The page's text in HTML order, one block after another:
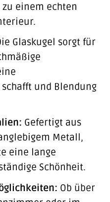
einem echten
Glaskugel sorgt für
und Blendung
Gefertigt aus
Metall,
eine lange
Schönheit.
Ob über